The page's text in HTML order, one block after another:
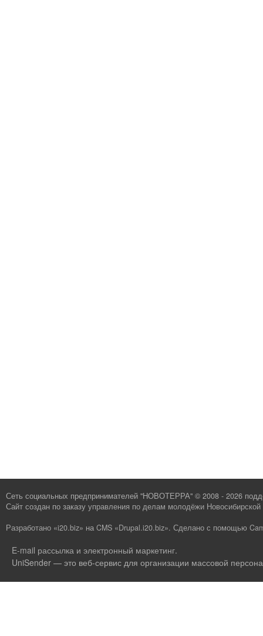
Сеть социальных предпринимателей "НОВОТЕРРА" © 2008 - 2026
Сайт создан по заказу управления по делам молодёжи Новосибирской
Разработано «i20.biz» на CMS «Drupal.i20.biz». Сделано с помощью
E-mail рассылка и электронный маркетинг.
UniSender — это веб-сервис для организации массовой